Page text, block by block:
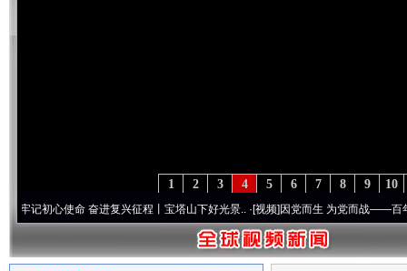
10
9
8
7
6
5
4
3
2
1
命 奋进复兴征程丨宝塔山下好光景..·[视频]因党而生 为党而战——百年“纪”事⑧加